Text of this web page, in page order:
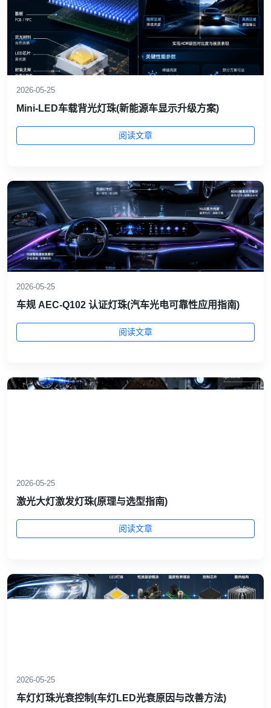
2026-05-25
Mini‑LED车载背光灯珠(新能源车显示升级方案)
阅读文章
2026-05-25
车规 AEC‑Q102 认证灯珠(汽车光电可靠性应用指南)
阅读文章
2026-05-25
激光大灯激发灯珠(原理与选型指南)
阅读文章
2026-05-25
车灯灯珠光衰控制(车灯LED光衰原因与改善方法)